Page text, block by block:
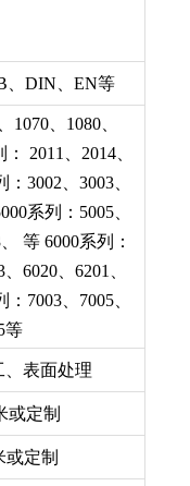
、DIN、EN等
1070、1080、
2011、2014、
3002、3003、
系列：5005、
等 6000系列：
6020、6201、
7003、7005、
等
、表面处理
或定制
或定制